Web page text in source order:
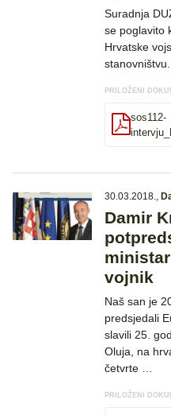
Suradnja
se poglavito
Hrvatske
stanovništvu.
PRILOŽENI
sos112-
30.03.2018.,
Damir
vojnik
Naš san je
predsjedali
slavili 25.
Oluja, na
četvrte …
PRILOŽENI